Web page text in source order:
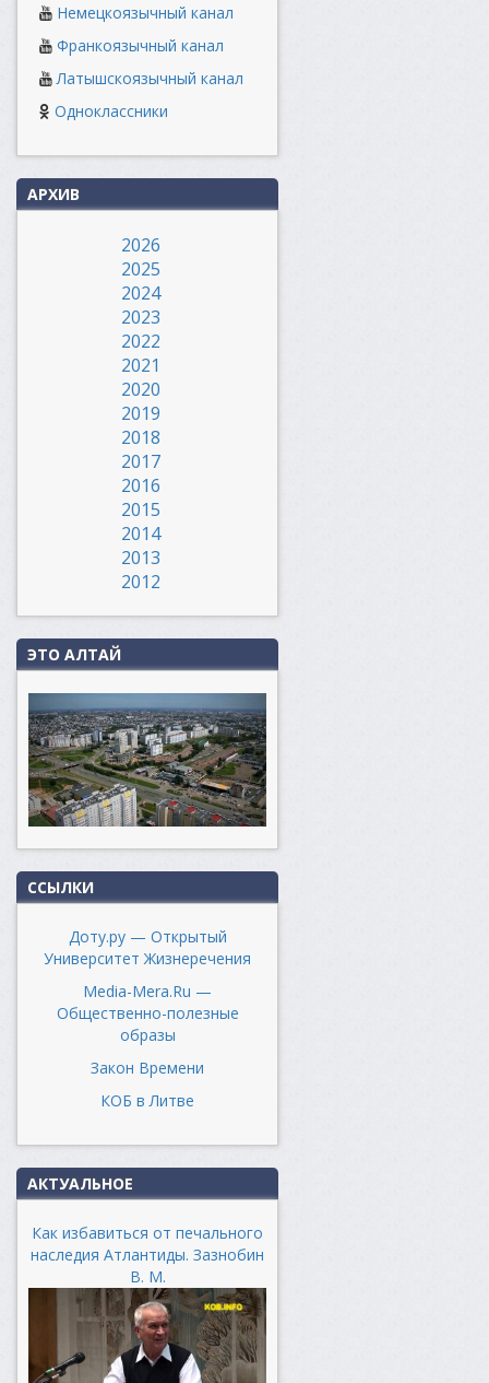
Немецкоязычный канал
Франкоязычный канал
Латышскоязычный канал
Одноклассники
АРХИВ
2026
2025
2024
2023
2022
2021
2020
2019
2018
2017
2016
2015
2014
2013
2012
ЭТО АЛТАЙ
ССЫЛКИ
Доту.ру — Открытый
Университет Жизнеречения
Media-Mera.Ru —
Общественно-полезные
образы
Закон Времени
КОБ в Литве
АКТУАЛЬНОЕ
Как избавиться от печального
наследия Атлантиды. Зазнобин
В. М.